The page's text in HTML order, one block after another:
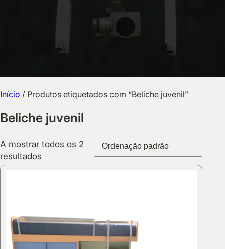
Início / Produtos etiquetados com “Beliche juvenil”
Beliche juvenil
A mostrar todos os 2
resultados